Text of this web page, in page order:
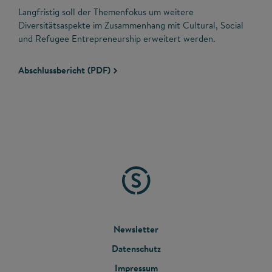
Langfristig soll der Themenfokus um weitere
Diversitätsaspekte im Zusammenhang mit Cultural, Social
und Refugee Entrepreneurship erweitert werden.
Abschlussbericht (PDF)
FOOTER
MENU
Newsletter
Datenschutz
Impressum